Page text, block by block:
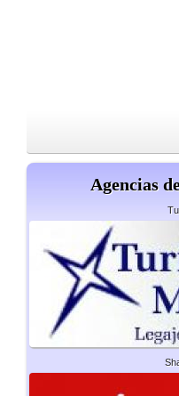
Agencias